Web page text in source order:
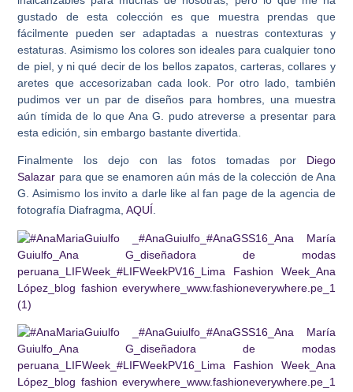
gustado de esta colección es que muestra prendas que
fácilmente pueden ser adaptadas a nuestras contexturas y
estaturas. Asimismo los colores son ideales para cualquier tono
de piel, y ni qué decir de los bellos zapatos, carteras, collares y
aretes que accesorizaban cada look. Por otro lado, también
pudimos ver un par de diseños para hombres, una muestra
aún tímida de lo que Ana G. pudo atreverse a presentar para
esta edición, sin embargo bastante divertida.
Finalmente los dejo con las fotos tomadas por Diego
Salazar para que se enamoren aún más de la colección de Ana
G. Asimismo los invito a darle like al fan page de la agencia de
fotografía Diafragma,AQUÍ.